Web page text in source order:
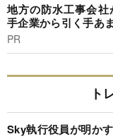
地方の防水工事会
手企業から引く手あ
PR
ト
Sky執行役員が明か